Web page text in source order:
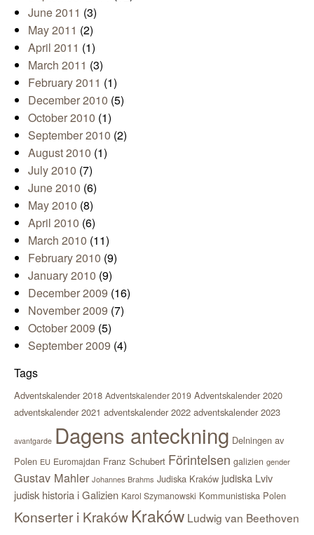
June 2011 (3)
May 2011 (2)
April 2011 (1)
March 2011 (3)
February 2011 (1)
December 2010 (5)
October 2010 (1)
September 2010 (2)
August 2010 (1)
July 2010 (7)
June 2010 (6)
May 2010 (8)
April 2010 (6)
March 2010 (11)
February 2010 (9)
January 2010 (9)
December 2009 (16)
November 2009 (7)
October 2009 (5)
September 2009 (4)
Tags
Adventskalender 2018 Adventskalender 2019 Adventskalender 2020
adventskalender 2021 adventskalender 2022 adventskalender 2023
avantgarde Dagens anteckning Delningen av
Polen EU Euromajdan Franz Schubert Förintelsen galizien gender
Gustav Mahler Johannes Brahms Judiska Kraków judiska Lviv
judisk historia i Galizien Karol Szymanowski Kommunistiska Polen
Konserter i KrakówKraków Ludwig van Beethoven